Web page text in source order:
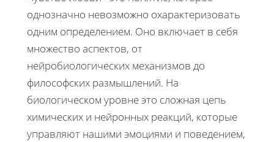
однозначно невозможно охарактеризовать
одним определением. Оно включает в себя
множество аспектов, от
нейробиологических механизмов до
философских размышлений. На
биологическом уровне это сложная цепь
химических и нейронных реакций, которые
управляют нашими эмоциями и поведением,